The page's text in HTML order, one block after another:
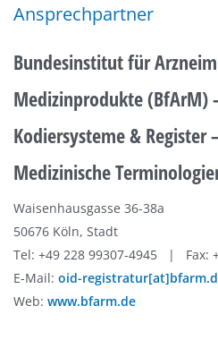
Ansprechpartner
Bundesinstitut für
Medizinprodukte (BfArM)
Kodiersysteme & Register
Medizinische
Waisenhausgasse 36-38a
50676 Köln, Stadt
Tel: +49 228 99307-4945 | Fax:
E-Mail: oid-
Web: www.bfarm.de